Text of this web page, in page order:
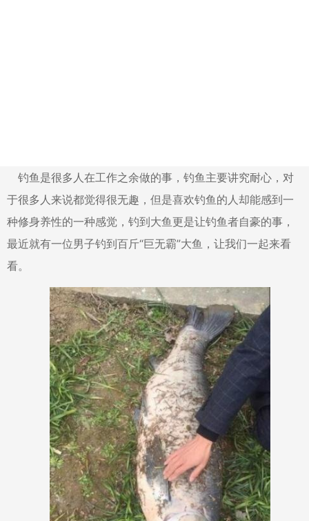
钓鱼是很多人在工作之余做的事，钓鱼主要讲究耐心，对
于很多人来说都觉得很无趣，但是喜欢钓鱼的人却能感到一
种修身养性的一种感觉，钓到大鱼更是让钓鱼者自豪的事，
最近就有一位男子钓到百斤“巨无霸”大鱼，让我们一起来看
看。